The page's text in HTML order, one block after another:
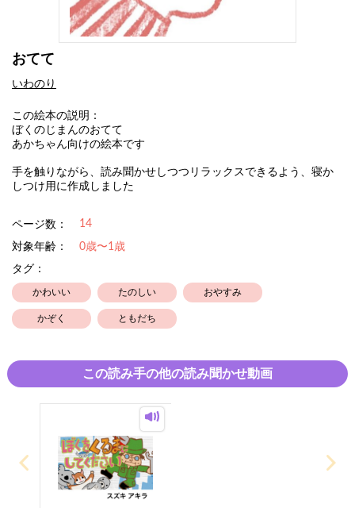
おてて
いわのり
この絵本の説明：
ぼくのじまんのおてて
あかちゃん向けの絵本です
手を触りながら、読み聞かせしつつリラックスできるよう、寝か
しつけ用に作成しました
ページ数： 14
対象年齢：
0歳〜1歳
タグ：
かわいい たのしい おやすみ
かぞく ともだち
この読み手の他の読み聞かせ動画